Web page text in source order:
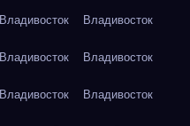
Владивосток Владивосток
Владивосток Владивосток
Владивосток Владивосток